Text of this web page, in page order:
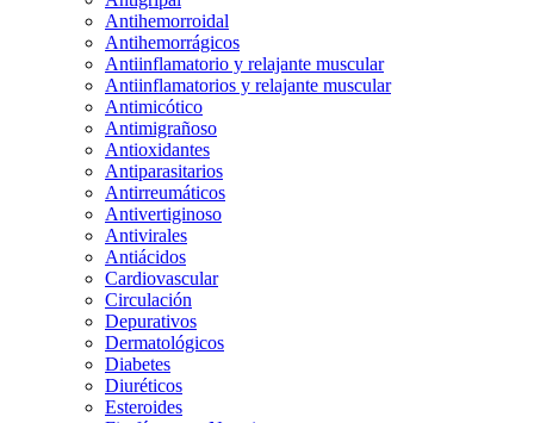
Antihemorroidal
Antihemorrágicos
Antiinflamatorio y relajante muscular
Antiinflamatorios y relajante muscular
Antimicótico
Antimigrañoso
Antioxidantes
Antiparasitarios
Antirreumáticos
Antivertiginoso
Antivirales
Antiácidos
Cardiovascular
Circulación
Depurativos
Dermatológicos
Diabetes
Diuréticos
Esteroides